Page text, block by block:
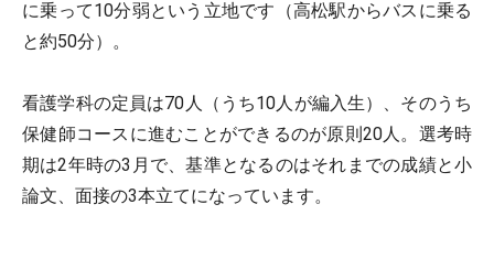
に乗って10分弱という立地です（高松駅からバスに乗る
と約50分）。
看護学科の定員は70人（うち10人が編入生）、そのうち
保健師コースに進むことができるのが原則20人。選考時
期は2年時の3月で、基準となるのはそれまでの成績と小
論文、面接の3本立てになっています。